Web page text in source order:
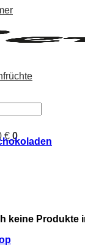
€ 0
keine Produkte